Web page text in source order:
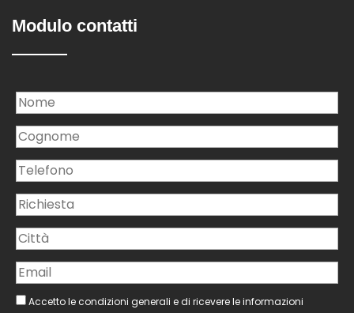
Modulo contatti
Accetto le condizioni generali e di ricevere le informazioni